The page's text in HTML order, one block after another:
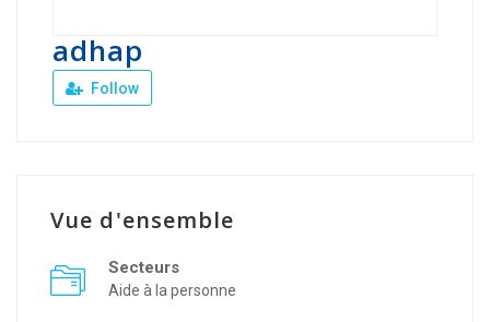
adhap
Follow
Vue d'ensemble
Secteurs
Aide à la personne